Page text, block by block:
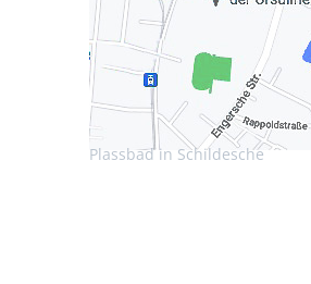
Plassbad in Schildesche